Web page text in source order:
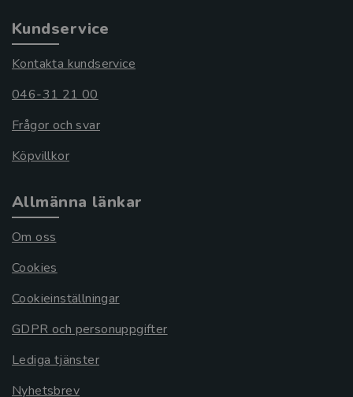
Kundservice
Kontakta kundservice
046-31 21 00
Frågor och svar
Köpvillkor
Allmänna länkar
Om oss
Cookies
Cookieinställningar
GDPR och personuppgifter
Lediga tjänster
Nyhetsbrev